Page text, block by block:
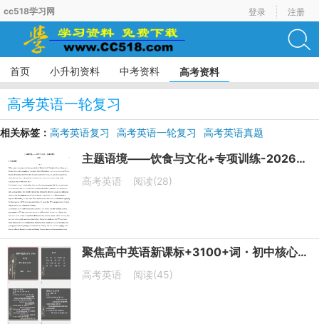
cc518学习网 登录 注册
首页 小升初资料 中考资料 高考资料
高考英语一轮复习
相关标签： 高考英语复习 高考英语一轮复习
高考英语真题
主题语境——饮食与文化+专项训练-2026届高三英语一轮复习
高考英语 阅读(28)
聚焦高中英语新课标+3100+词・初中核心（第二组）课件-2026届高三英语一轮复习专项
高考英语 阅读(45)